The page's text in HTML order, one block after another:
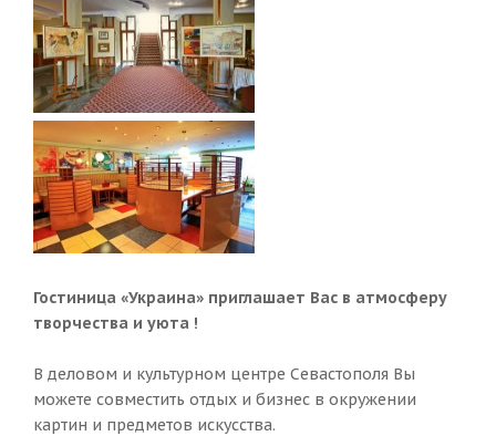
Гостиница «Украина» приглашает Вас в атмосферу
творчества и уюта !
В деловом и культурном центре Севастополя Вы
можете совместить отдых и бизнес в окружении
картин и предметов искусства.